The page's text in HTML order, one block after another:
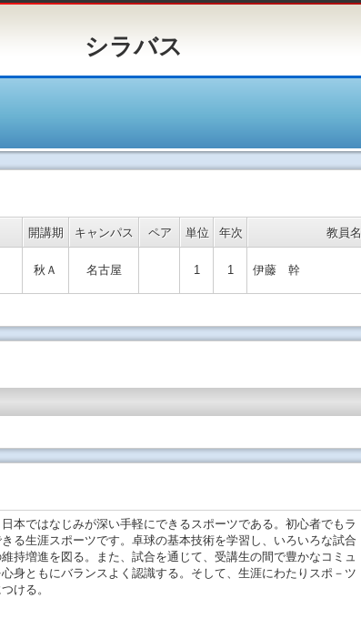
ス
開講期 キャンパス ペア 単位 年次 教員名
秋Ａ 名古屋 1 1 伊藤 幹
本ではなじみが深い手軽にできるスポーツである。初心者でもラ
る生涯スポーツです。卓球の基本技術を学習し、いろいろな試合
持増進を図る。また、試合を通じて、受講生の間で豊かなコミュ
身ともにバランスよく認識する。そして、生涯にわたりスポ－ツ
ける。